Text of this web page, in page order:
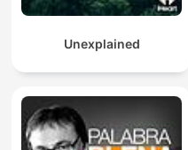
Unexplained